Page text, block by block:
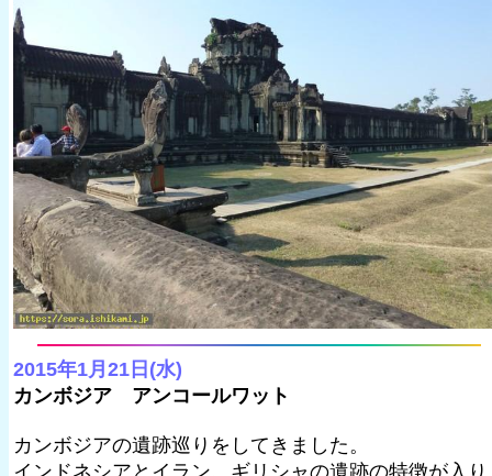
2015年1月21日(水)
カンボジア アンコールワット
カンボジアの遺跡巡りをしてきました。